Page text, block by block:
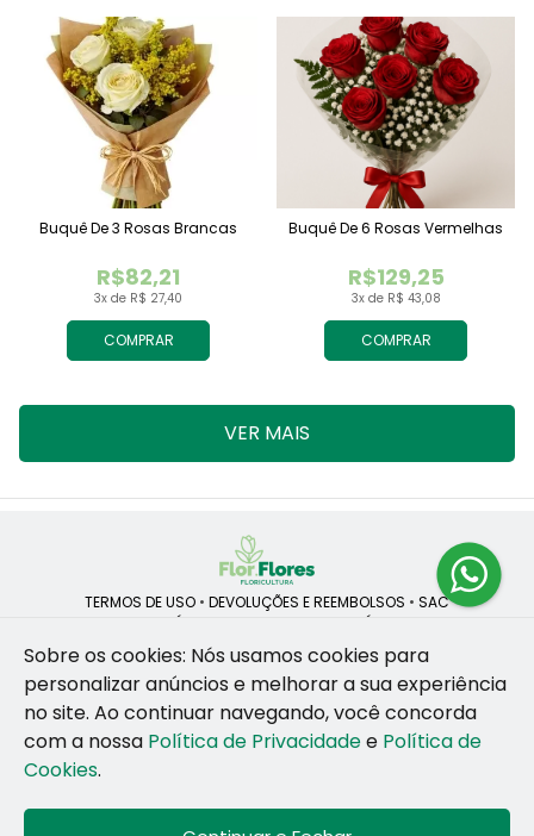
COMPRAR
3x de R$ 27,40
R$82,21
Buquê De 3 Rosas Brancas
COMPRAR
3x de R$ 43,08
R$129,25
Buquê De 6 Rosas Vermelhas
VER MAIS
TERMOS DE USO • DEVOLUÇÕES E REEMBOLSOS • SAC
POLÍTICA DE PRIVACIDADE POLÍTICA DE COOKIES
ROSANE CRISTINA LINS DE VESCONCELOS | CNPJ: 55.381.783/0001-92
CAIS SANTA RITA, no SN, BOX 34-35, Sao Jose - Recife - PE - 50020-
© 2024-2026 - Todos os direitos reservados - Desenvolvido por
Sobre os cookies: Nós usamos cookies para
personalizar anúncios e melhorar a sua experiência
no site. Ao continuar navegando, você concorda
com a nossa Política de Privacidadee Política de
Cookies.